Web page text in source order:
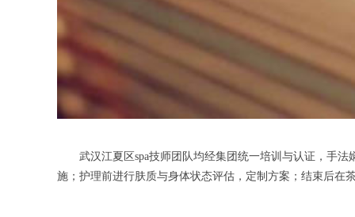
武汉江夏区spa技师团队均经集团统一培训与认证，手法
施；护理前进行肤质与身体状态评估，定制方案；结束后在